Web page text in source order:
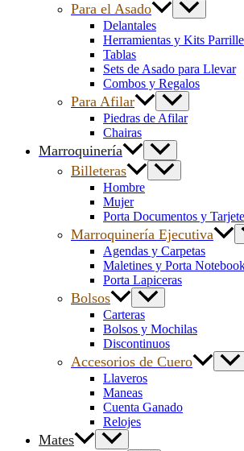
Para el Asado
Delantales
Herramientas y Kits
Tablas
Sets de Asado para Llevar
Combos y Regalos
Para Afilar
Piedras de Afilar
Chairas
Marroquinería
Billeteras
Hombre
Mujer
Porta Documentos y
Marroquinería Ejecutiva
Agendas y Carpetas
Maletines y Porta
Porta Lapiceras
Bolsos
Carteras
Bolsos y Mochilas
Discontinuos
Accesorios de Cuero
Llaveros
Maneas
Cuenta Ganado
Relojes
Mates